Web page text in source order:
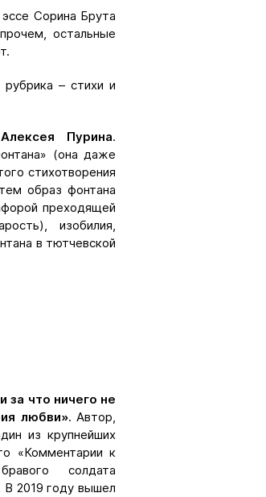
Сорина Брута
остальные
– стихи и
Алексея Пурина.
(она даже
стихотворения
образ фонтана
преходящей
изобилия,
в тютчевской
за что ничего не
любви». Автор,
из крупнейших
«Комментарии к
солдата
В 2019 году вышел